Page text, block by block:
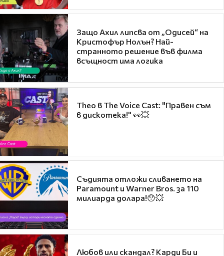
Защо Ахил липсва от „Одисей“ на
Кристофър Нолън? Най-
странното решение във филма
всъщност има логика
Theo в The Voice Cast: "Правен съм
в дискотека!" 👀💥
Съдията отложи сливането на
Paramount и Warner Bros. за 110
милиарда долара!😯💥
Любов или скандал? Карди Би и